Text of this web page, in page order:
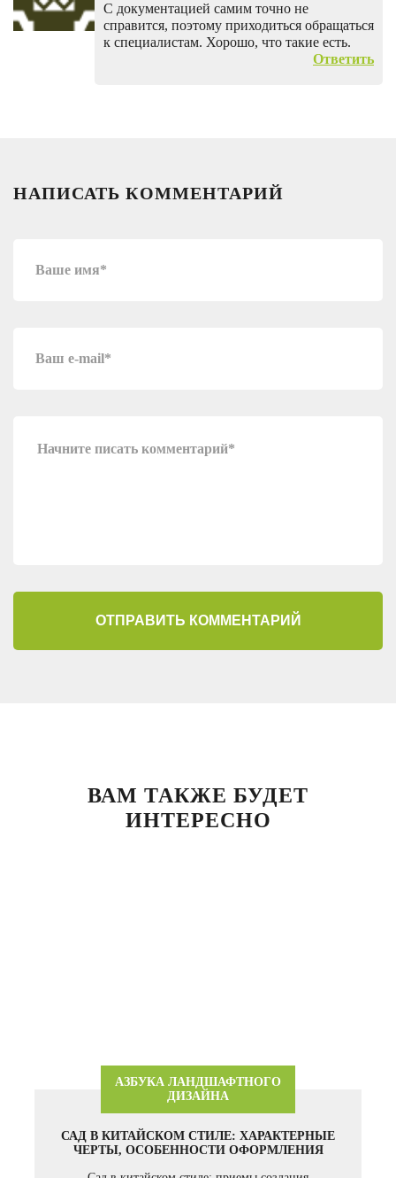
С документацией самим точно не
справится, поэтому приходиться обращаться
к специалистам. Хорошо, что такие есть.
Ответить
НАПИСАТЬ КОММЕНТАРИЙ
ОТПРАВИТЬ КОММЕНТАРИЙ
ВАМ ТАКЖЕ БУДЕТ
ИНТЕРЕСНО
АЗБУКА ЛАНДШАФТНОГО
ДИЗАЙНА
САД В КИТАЙСКОМ СТИЛЕ: ХАРАКТЕРНЫЕ
ЧЕРТЫ, ОСОБЕННОСТИ ОФОРМЛЕНИЯ